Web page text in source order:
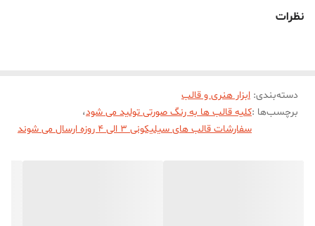
نظرات
دسته‌بندی: ابزار هنری و قالب
برچسب‌ها :کلیه قالب ها به رنگ صورتی تولید می شود،
سفارشات قالب های سیلیکونی 3 الی 4 روزه ارسال می شوند